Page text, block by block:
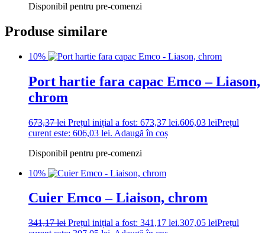
Disponibil pentru pre-comenzi
Produse similare
10%
Port hartie fara capac Emco – Liason,
chrom
673,37lei Prețul inițial a fost: 673,37 lei.606,03 leiPrețul
curent este: 606,03 lei. Adaugă în coș
Disponibil pentru pre-comenzi
10%
Cuier Emco – Liaison, chrom
341,17lei Prețul inițial a fost: 341,17 lei.307,05 leiPrețul